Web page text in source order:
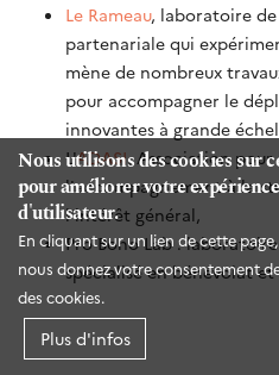
Nous utilisons des cookies sur
pour améliorer votre expérience
d'utilisateur.
En cliquant sur un lien de cette
nous donnez votre consentement
des cookies.
Plus d'infos
Le Rameau, laboratoire
partenariale qui
mène de nombreux
pour accompagner le
innovantes à grande
L'ADASI, Association
l'accompagnement à la
l'intérêt général,
Pro Bono Lab :
spécialisé en bénévolat